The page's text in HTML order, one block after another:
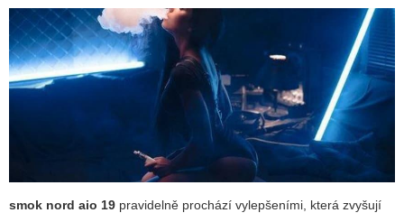
smok nord aio 19 pravidelně prochází vylepšeními, která zvyšují